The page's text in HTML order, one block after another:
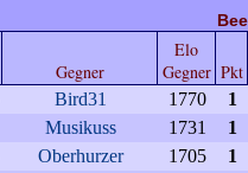
Gegner
Elo
Gegner Pkt
Bird31 1770
1
Musikuss 1731
1
Oberhurzer 1705
1